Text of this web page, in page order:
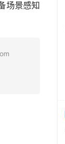
场景感知